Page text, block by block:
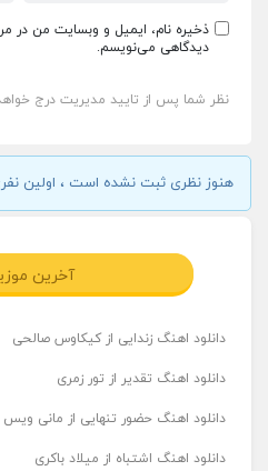
ذخیره نام، ایمیل و وبسایت من در
دیدگاهی می‌نویسم.
نظر شما پس از تایید مدیریت درج
هنوز نظری ثبت نشده است ، اولین
آخرین
دانلود اهنگ زندایی از کیکاوس صالحی
دانلود اهنگ تقدیر از تور زمری
دانلود اهنگ حضور تنهایی از مانی ویس
دانلود اهنگ اشتباه از میلاد باکری